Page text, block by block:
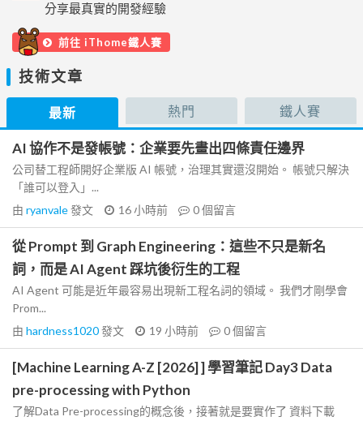
分享最真實的開發經驗
前往 iThome鐵人賽
技術文章
最新 熱門 鐵人賽
AI 協作不是發帳號：企業要先畫出四條責任邊界
公司替工程師開好企業版 AI 帳號，治理其實還沒開始。 帳號只解決
「誰可以登入」...
由 ryanvale發文 16 小時前 0個留言
從 Prompt 到 Graph Engineering：這些不只是新名
詞，而是 AI Agent 踩坑後衍生的工程
AI Agent 可能是近年最容易出現新工程名詞的領域。 我們才剛學會
Prom...
由 hardness1020發文 19 小時前 0個留言
[Machine Learning A-Z [2026] ] 學習筆記 Day3 Data
pre-processing with Python
了解Data Pre-processing的概念後，接著就是要實作了 資料下載